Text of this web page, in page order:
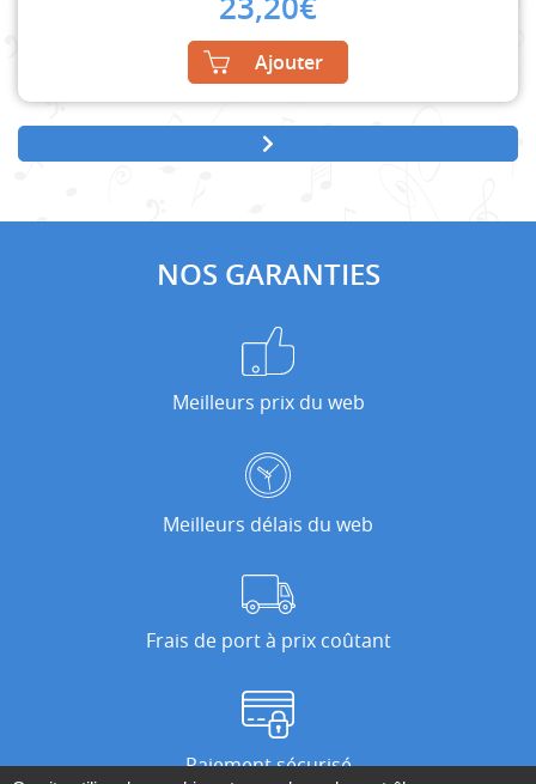
Ajouter
NOS GARANTIES
Meilleurs prix du web
Meilleurs délais du web
Frais de port à prix coûtant
Paiement sécurisé